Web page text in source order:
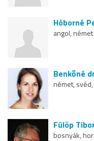
Hóborné
angol, német
Benkőné
német,
Fülöp
bosnyák,